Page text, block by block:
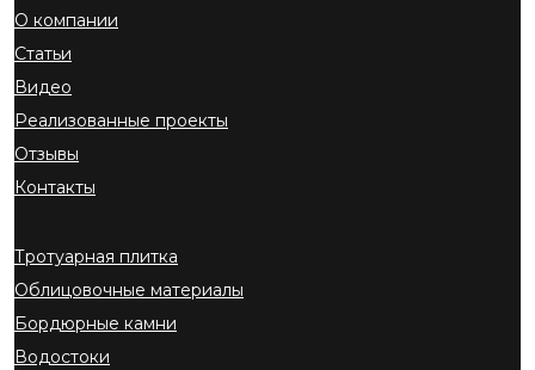
О компании
Статьи
Видео
Реализованные проекты
Отзывы
Контакты
Тротуарная плитка
Облицовочные материалы
Бордюрные камни
Водостоки